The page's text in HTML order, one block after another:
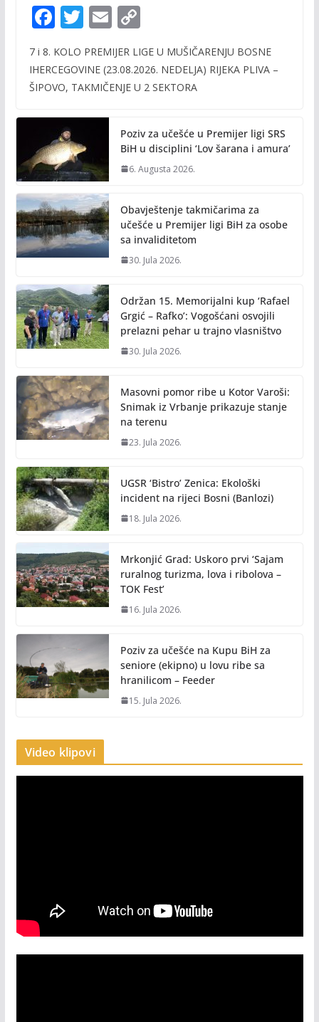
F
e
b
o
k
T
itt
er
E
ai
l
C
p
y
n
k
7 i 8. KOLO PREMIJER LIGE U MUŠIČARENJU BOSNE
IHERCEGOVINE (23.08.2026. NEDELJA) RIJEKA PLIVA –
ŠIPOVO, TAKMIČENJE U 2 SEKTORA
Poziv za učešće u Premijer ligi SRS
BiH u disciplini ‘Lov šarana i amura’
6. Augusta 2026.
Obavještenje takmičarima za
učešće u Premijer ligi BiH za osobe
sa invaliditetom
30. Jula 2026.
Održan 15. Memorijalni kup ‘Rafael
Grgić – Rafko’: Vogošćani osvojili
prelazni pehar u trajno vlasništvo
30. Jula 2026.
Masovni pomor ribe u Kotor Varoši:
Snimak iz Vrbanje prikazuje stanje
na terenu
23. Jula 2026.
UGSR ‘Bistro’ Zenica: Ekološki
incident na rijeci Bosni (Banlozi)
18. Jula 2026.
Mrkonjić Grad: Uskoro prvi ‘Sajam
ruralnog turizma, lova i ribolova –
TOK Fest’
16. Jula 2026.
Poziv za učešće na Kupu BiH za
seniore (ekipno) u lovu ribe sa
hranilicom – Feeder
15. Jula 2026.
Video klipovi